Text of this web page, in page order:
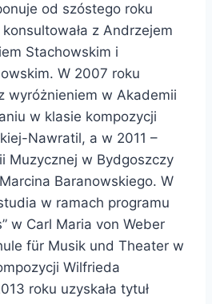
od szóstego roku
z Andrzejem
Stachowskim i
W 2007 roku
wyróżnieniem w Akademii
w klasie kompozycji
Nawratil, a w 2011 –
Muzycznej w Bydgoszczy
Baranowskiego. W
w ramach programu
w Carl Maria von Weber
für Musik und Theater w
Wilfrieda
roku uzyskała tytuł